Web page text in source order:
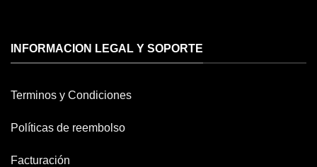
INFORMACION LEGAL Y SOPORTE
Terminos y Condiciones
Políticas de reembolso
Facturación